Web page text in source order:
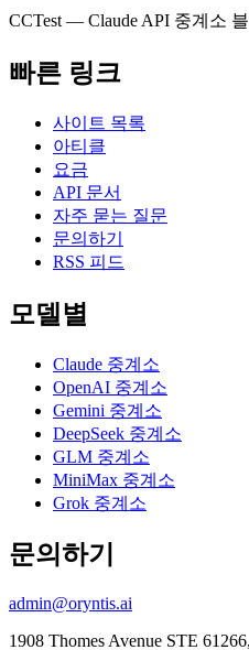
CCTest — Claude API 중계소
빠른 링크
사이트 목록
아티클
요금
API 문서
자주 묻는 질문
문의하기
RSS 피드
모델별
Claude 중계소
OpenAI 중계소
Gemini 중계소
DeepSeek 중계소
GLM 중계소
MiniMax 중계소
Grok 중계소
문의하기
admin@oryntis.ai
1908 Thomes Avenue STE